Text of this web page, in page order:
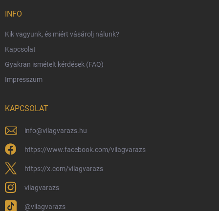
Harry Potter bolt Magyarország
Rendelésem
Reklamáció és visszáru
Hűségprogram
Általános Szerződési Feltételek
Adatvédelmi feltételek
Védjegyek és szerzői jogok
Fémjelzés és nemesfém-tájékoztató
INFO
Kik vagyunk, és miért vásárolj nálunk?
Kapcsolat
Gyakran ismételt kérdések (FAQ)
Impresszum
KAPCSOLAT
info@vilagvarazs.hu
https://www.facebook.com/vilagvarazs
https://x.com/vilagvarazs
vilagvarazs
@vilagvarazs